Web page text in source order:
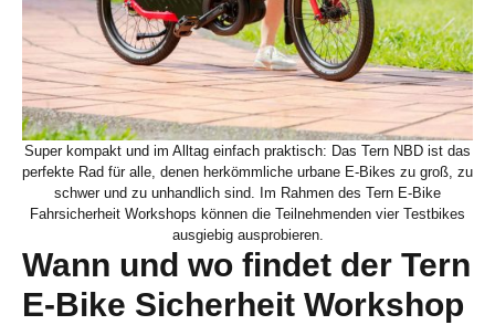
Super kompakt und im Alltag einfach praktisch: Das Tern NBD ist das
perfekte Rad für alle, denen herkömmliche urbane E-Bikes zu groß, zu
schwer und zu unhandlich sind. Im Rahmen des Tern E-Bike
Fahrsicherheit Workshops können die Teilnehmenden vier Testbikes
ausgiebig ausprobieren.
Wann und wo findet der Tern
E-Bike Sicherheit Workshop